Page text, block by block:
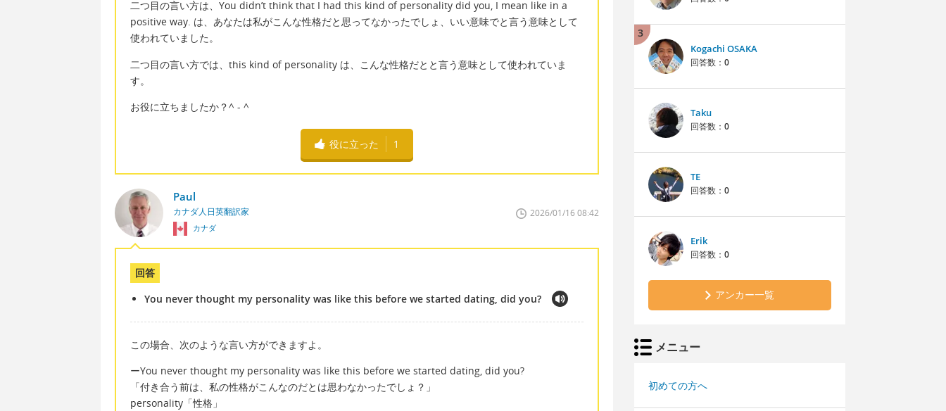
二つ目の言い方は、You didn’t think that I had this kind of personality did you, I mean like in a
positive way. は、あなたは私がこんな性格だと思ってなかったでしょ、いい意味でと言う意味として
使われていました。
二つ目の言い方では、this kind of personality は、こんな性格だとと言う意味として使われていま
す。
お役に立ちましたか？^ - ^
役に立った 1
Paul
カナダ人日英翻訳家
カナダ
2026/01/16 08:42
回答
You never thought my personality was like this before we started dating, did you?
この場合、次のような言い方ができますよ。
ーYou never thought my personality was like this before we started dating, did you?
「付き合う前は、私の性格がこんなのだとは思わなかったでしょ？」
personality「性格」
3
Kogachi OSAKA
回答数： 0
Taku
回答数： 0
TE
回答数： 0
Erik
回答数： 0
アンカー一覧
メニュー
初めての方へ